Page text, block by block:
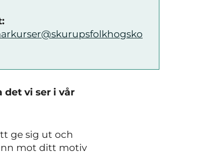
det vi ser i vår
ge sig ut och
mot ditt motiv